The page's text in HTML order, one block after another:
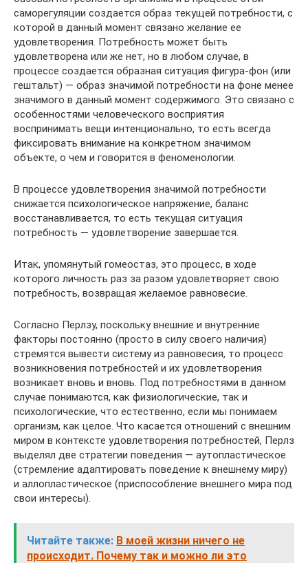
саморегуляции создается образ текущей потребности, с
которой в данный момент связано желание ее
удовлетворения. Потребность может быть
удовлетворена или же нет, но в любом случае, в
процессе создается образная ситуация фигура-фон (или
гештальт) — образ значимой потребности на фоне менее
значимого в данный момент содержимого. Это связано с
особенностями человеческого восприятия
воспринимать вещи интенционально, то есть всегда
фиксировать внимание на конкретном значимом
объекте, о чем и говорится в феноменологии.
В процессе удовлетворения значимой потребности
снижается психологическое напряжение, баланс
восстанавливается, то есть текущая ситуация
потребность — удовлетворение завершается.
Итак, упомянутый гомеостаз, это процесс, в ходе
которого личность раз за разом удовлетворяет свою
потребность, возвращая желаемое равновесие.
Согласно Перлзу, поскольку внешние и внутренние
факторы постоянно (просто в силу своего наличия)
стремятся вывести систему из равновесия, то процесс
возникновения потребностей и их удовлетворения
возникает вновь и вновь. Под потребностями в данном
случае понимаются, как физиологические, так и
психологические, что естественно, если мы понимаем
организм, как целое. Что касается отношений с внешним
миром в контексте удовлетворения потребностей, Перлз
выделял две стратегии поведения — аутопластическое
(стремление адаптировать поведение к внешнему миру)
и аллопластическое (приспособление внешнего мира под
свои интересы).
Читайте также: В моей жизни ничего не
происходит. Почему так и можно ли это